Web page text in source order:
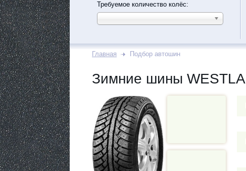
Требуемое количество колёс:
Главная Подбор автошин
Зимние шины